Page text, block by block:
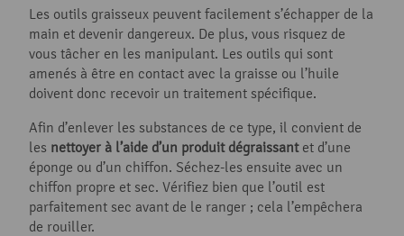
Les outils graisseux peuvent facilement s’échapper de la
main et devenir dangereux. De plus, vous risquez de
vous tâcher en les manipulant. Les outils qui sont
amenés à être en contact avec la graisse ou l’huile
doivent donc recevoir un traitement spécifique.
Afin d’enlever les substances de ce type, il convient de
les nettoyer à l’aide d’un produit dégraissantet d’une
éponge ou d’un chiffon. Séchez-les ensuite avec un
chiffon propre et sec. Vérifiez bien que l’outil est
parfaitement sec avant de le ranger ; cela l’empêchera
de rouiller.